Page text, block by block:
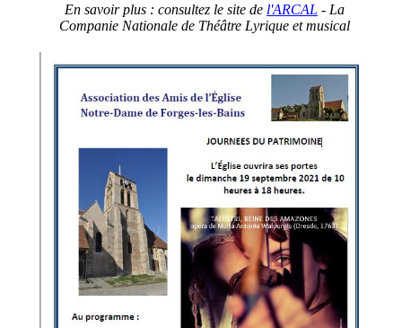
En savoir plus : consultez le site de l'ARCAL - La
Companie Nationale de Théâtre Lyrique et musical